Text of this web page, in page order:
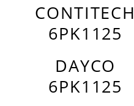
CONTITECH
6PK1125
DAYCO
6PK1125